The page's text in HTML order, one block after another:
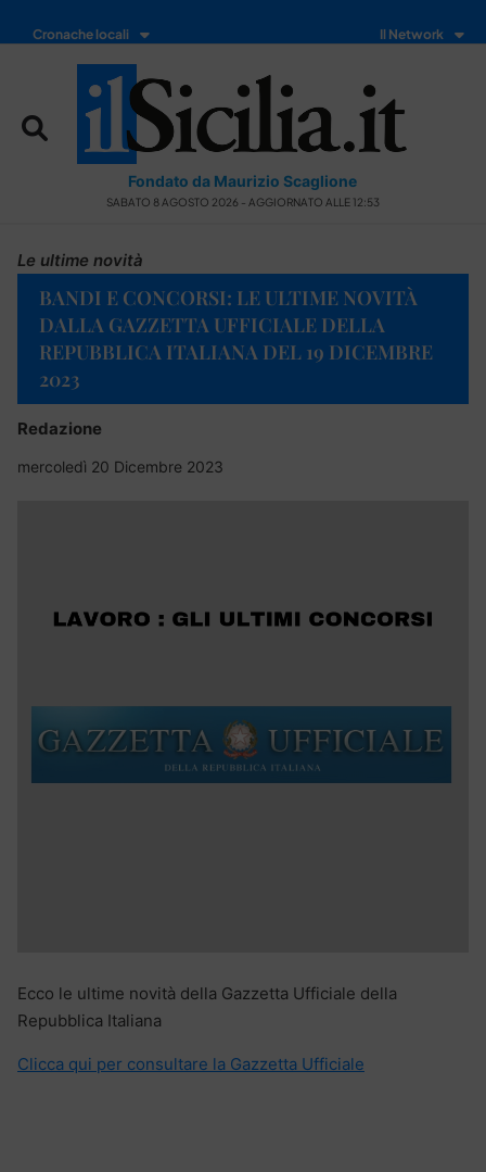
Cronache locali Il Network
Fondato da Maurizio Scaglione
SABATO 8 AGOSTO 2026 - AGGIORNATO ALLE 12:53
Le ultime novità
BANDI E CONCORSI: LE ULTIME NOVITÀ
DALLA GAZZETTA UFFICIALE DELLA
REPUBBLICA ITALIANA DEL 19 DICEMBRE
2023
Redazione
mercoledì 20 Dicembre 2023
Ecco le ultime novità della Gazzetta Ufficiale della
Repubblica Italiana
Clicca qui per consultare la Gazzetta Ufficiale